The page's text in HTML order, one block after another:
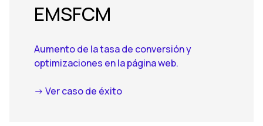
EMSFCM
Aumento de la tasa de conversión y
optimizaciones en la página web.
-> Ver caso de éxito